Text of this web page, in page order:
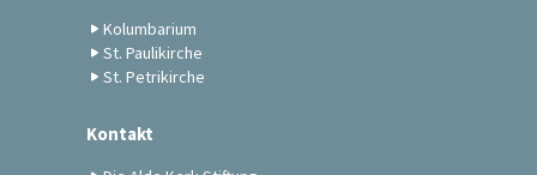
Kolumbarium
St. Paulikirche
St. Petrikirche
Kontakt